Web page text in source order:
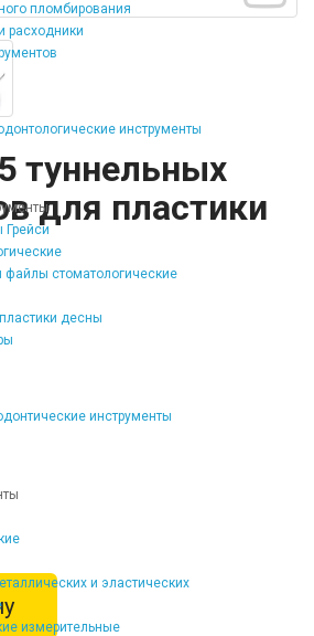
пломбирования
расходники
инструменты
файлы стоматологические
десны
инструменты
и эластических
измерительные
туннельных
для пластики